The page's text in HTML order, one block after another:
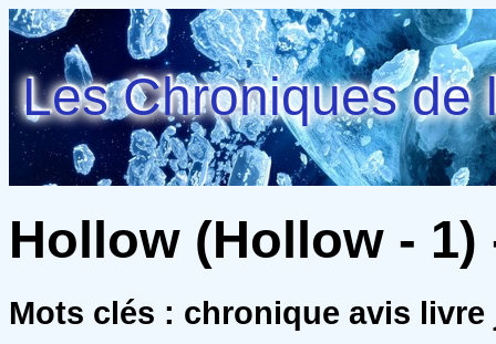
Les Chroniques de
Hollow (Hollow - 1)
Mots clés : chronique avis